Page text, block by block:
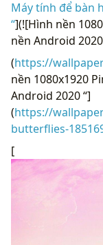
Máy tính để bàn
“](![Hình nền
nền Android
(https://
nền 1080x1920
Android 2020 “]
(https://
butterflies-
[